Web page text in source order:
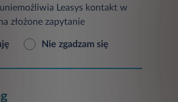
usługach, ofertach
nowościach i
oraz badaniach
lit. a
Ogólnego rozporządzenia o
dochodzenie
Leasys kontakt w
złożone zapytanie
Nie zgadzam się